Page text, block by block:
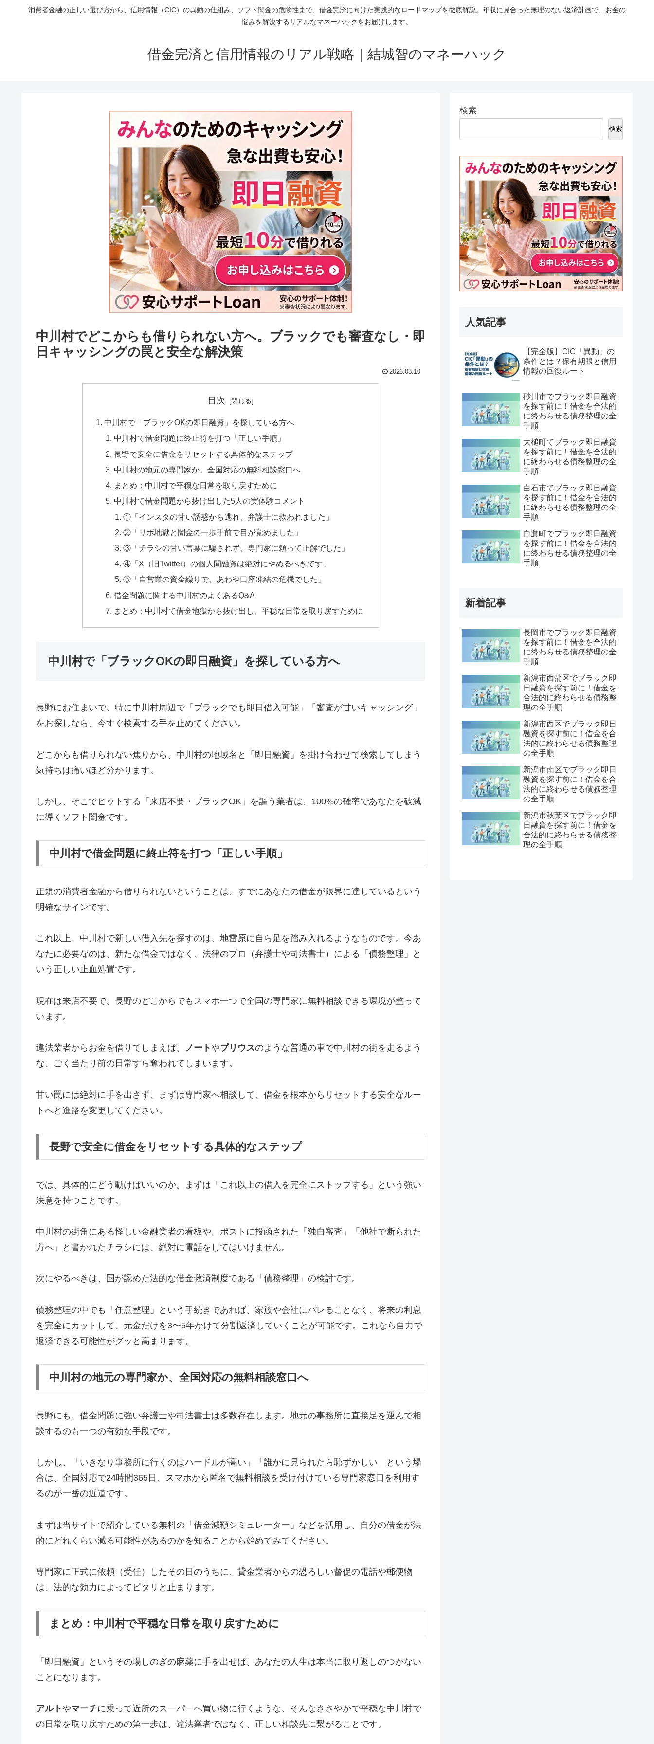
消費者金融の正しい選び方から、信用情報（CIC）の異動の仕組み、ソフト闇金の危険性まで、借金完済に向けた実践的なロードマップを徹底解説。年収に見合った無理のない返済計画で、お金の
悩みを解決するリアルなマネーハックをお届けします。
借金完済と信用情報のリアル戦略｜結城智のマネーハック
中川村でどこからも借りられない方へ。ブラックでも審査なし・即
日キャッシングの罠と安全な解決策
2026.03.10
目次
中川村で「ブラックOKの即日融資」を探している方へ
中川村で借金問題に終止符を打つ「正しい手順」
長野で安全に借金をリセットする具体的なステップ
中川村の地元の専門家か、全国対応の無料相談窓口へ
まとめ：中川村で平穏な日常を取り戻すために
中川村で借金問題から抜け出した5人の実体験コメント
①「インスタの甘い誘惑から逃れ、弁護士に救われました」
②「リボ地獄と闇金の一歩手前で目が覚めました」
③「チラシの甘い言葉に騙されず、専門家に頼って正解でした」
④「X（旧Twitter）の個人間融資は絶対にやめるべきです」
⑤「自営業の資金繰りで、あわや口座凍結の危機でした」
借金問題に関する中川村のよくあるQ&A
まとめ：中川村で借金地獄から抜け出し、平穏な日常を取り戻すために
中川村で「ブラックOKの即日融資」を探している方へ
長野にお住まいで、特に中川村周辺で「ブラックでも即日借入可能」「審査が甘いキャッシング」
をお探しなら、今すぐ検索する手を止めてください。
どこからも借りられない焦りから、中川村の地域名と「即日融資」を掛け合わせて検索してしまう
気持ちは痛いほど分かります。
しかし、そこでヒットする「来店不要・ブラックOK」を謳う業者は、100%の確率であなたを破滅
に導くソフト闇金です。
中川村で借金問題に終止符を打つ「正しい手順」
正規の消費者金融から借りられないということは、すでにあなたの借金が限界に達しているという
明確なサインです。
これ以上、中川村で新しい借入先を探すのは、地雷原に自ら足を踏み入れるようなものです。今あ
なたに必要なのは、新たな借金ではなく、法律のプロ（弁護士や司法書士）による「債務整理」と
いう正しい止血処置です。
現在は来店不要で、長野のどこからでもスマホ一つで全国の専門家に無料相談できる環境が整って
います。
違法業者からお金を借りてしまえば、 ノートやプリウスのような普通の車で中川村の街を走るよう
な、ごく当たり前の日常すら奪われてしまいます。
甘い罠には絶対に手を出さず、まずは専門家へ相談して、借金を根本からリセットする安全なルー
トへと進路を変更してください。
長野で安全に借金をリセットする具体的なステップ
では、具体的にどう動けばいいのか。まずは「これ以上の借入を完全にストップする」という強い
決意を持つことです。
中川村の街角にある怪しい金融業者の看板や、ポストに投函された「独自審査」「他社で断られた
方へ」と書かれたチラシには、絶対に電話をしてはいけません。
次にやるべきは、国が認めた法的な借金救済制度である「債務整理」の検討です。
債務整理の中でも「任意整理」という手続きであれば、家族や会社にバレることなく、将来の利息
を完全にカットして、元金だけを3〜5年かけて分割返済していくことが可能です。これなら自力で
返済できる可能性がグッと高まります。
中川村の地元の専門家か、全国対応の無料相談窓口へ
長野にも、借金問題に強い弁護士や司法書士は多数存在します。地元の事務所に直接足を運んで相
談するのも一つの有効な手段です。
しかし、「いきなり事務所に行くのはハードルが高い」「誰かに見られたら恥ずかしい」という場
合は、全国対応で24時間365日、スマホから匿名で無料相談を受け付けている専門家窓口を利用す
るのが一番の近道です。
まずは当サイトで紹介している無料の「借金減額シミュレーター」などを活用し、自分の借金が法
的にどれくらい減る可能性があるのかを知ることから始めてみてください。
専門家に正式に依頼（受任）したその日のうちに、貸金業者からの恐ろしい督促の電話や郵便物
は、法的な効力によってピタリと止まります。
まとめ：中川村で平穏な日常を取り戻すために
「即日融資」というその場しのぎの麻薬に手を出せば、あなたの人生は本当に取り返しのつかない
ことになります。
アルトやマーチに乗って近所のスーパーへ買い物に行くような、そんなささやかで平穏な中川村で
の日常を取り戻すための第一歩は、違法業者ではなく、正しい相談先に繋がることです。
検索
検索
人気記事
【完全版】CIC「異動」の
条件とは？保有期限と信用
情報の回復ルート
砂川市でブラック即日融資
を探す前に！借金を合法的
に終わらせる債務整理の全
手順
大槌町でブラック即日融資
を探す前に！借金を合法的
に終わらせる債務整理の全
手順
白石市でブラック即日融資
を探す前に！借金を合法的
に終わらせる債務整理の全
手順
白鷹町でブラック即日融資
を探す前に！借金を合法的
に終わらせる債務整理の全
手順
新着記事
長岡市でブラック即日融資
を探す前に！借金を合法的
に終わらせる債務整理の全
手順
新潟市西蒲区でブラック即
日融資を探す前に！借金を
合法的に終わらせる債務整
理の全手順
新潟市西区でブラック即日
融資を探す前に！借金を合
法的に終わらせる債務整理
の全手順
新潟市南区でブラック即日
融資を探す前に！借金を合
法的に終わらせる債務整理
の全手順
新潟市秋葉区でブラック即
日融資を探す前に！借金を
合法的に終わらせる債務整
理の全手順